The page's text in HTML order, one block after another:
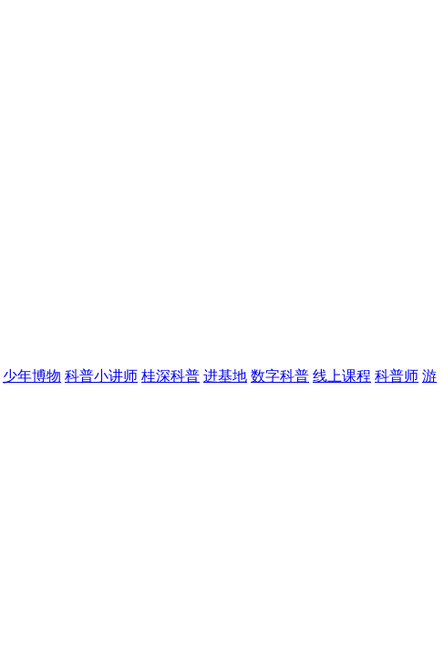
少年博物 科普小讲师 桂深科普 进基地 数字科普 线上课程 科普师 游